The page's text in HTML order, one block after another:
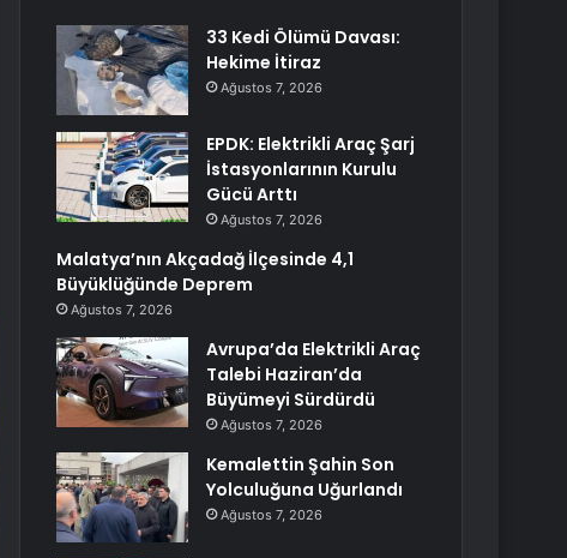
33 Kedi Ölümü Davası:
Hekime İtiraz
Ağustos 7, 2026
EPDK: Elektrikli Araç Şarj
İstasyonlarının Kurulu
Gücü Arttı
Ağustos 7, 2026
Malatya’nın Akçadağ İlçesinde 4,1
Büyüklüğünde Deprem
Ağustos 7, 2026
Avrupa’da Elektrikli Araç
Talebi Haziran’da
Büyümeyi Sürdürdü
Ağustos 7, 2026
Kemalettin Şahin Son
Yolculuğuna Uğurlandı
Ağustos 7, 2026